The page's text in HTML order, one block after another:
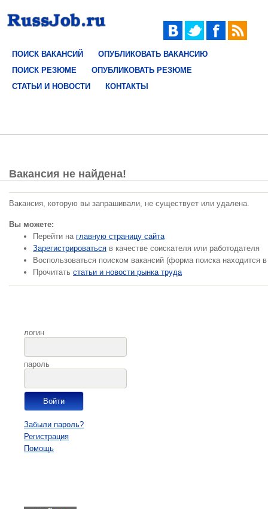
ПОИСК ВАКАНСИЙ
ОПУБЛИКОВАТЬ ВАКАНСИЮ
ПОИСК РЕЗЮМЕ
ОПУБЛИКОВАТЬ РЕЗЮМЕ
СТАТЬИ И НОВОСТИ
КОНТАКТЫ
Вакансия не найдена!
Вакансия, которую вы запрашивали, не существует или удалена.
Вы можете:
Перейти на главную страницу сайта
Зарегистрироваться в качестве соискателя или работодателя
Воспользоваться поиском вакансий (форма поиска находится
Прочитать статьи и новости рынка труда
логин
пароль
Забыли пароль?
Регистрация
Помощь